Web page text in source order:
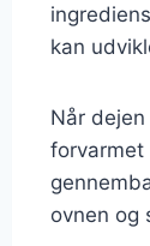
kan
Når
forvarmet
ovnen og